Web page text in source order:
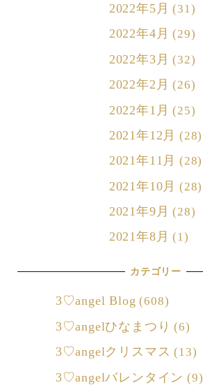
2022年5月 (31)
2022年4月 (29)
2022年3月 (32)
2022年2月 (26)
2022年1月 (25)
2021年12月 (28)
2021年11月 (28)
2021年10月 (28)
2021年9月 (28)
2021年8月 (1)
カテゴリー
3♡angel Blog (608)
3♡angelひなまつり (6)
3♡angelクリスマス (13)
3♡angelバレンタイン (9)